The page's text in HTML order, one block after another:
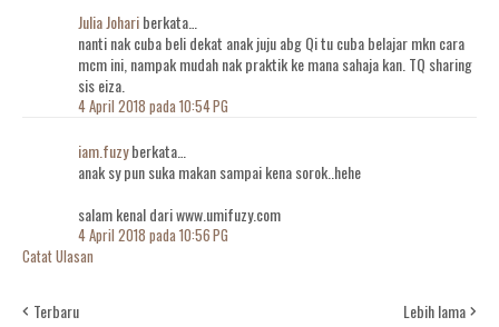
Julia Johariberkata…
nanti nak cuba beli dekat anak juju abg Qi tu cuba belajar mkn cara
mcm ini, nampak mudah nak praktik ke mana sahaja kan. TQ sharing
sis eiza.
4 April 2018 pada 10:54 PG
iam.fuzyberkata…
anak sy pun suka makan sampai kena sorok..hehe
salam kenal dari www.umifuzy.com
4 April 2018 pada 10:56 PG
Catat Ulasan
Terbaru Lebih lama